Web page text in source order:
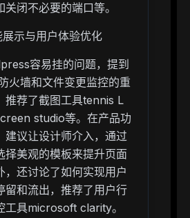
关闭不必要的端口等。
展示与用户体验优化
容易挂的问题，提到
火墙和文件变更监控的重
推荐了截图工具tennis L
studio等。在产品功
建议让设计师介入，通过
择美观的模板来提升页面
，还讨论了如何实现用户
留和流出，推荐了用户行
工具microsoft clarity。